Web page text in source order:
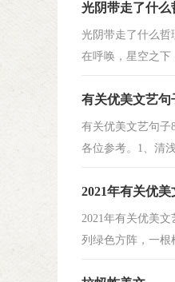
光阴带走了什么
光阴带走了什么哲
在呼唤，星空之下
有关优美文艺句
有关优美文艺句子
各位参考。1、清
2021年有关优
2021年有关优美
列绿色方阵，一根